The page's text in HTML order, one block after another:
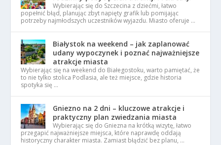
Wybierając się do Szczecina z dziećmi, łatwo
popełnić błąd, planując zbyt napięty grafik lub pomijając
potrzeby najmłodszych uczestników wyjazdu. Miasto oferuje …
Białystok na weekend – jak zaplanować
udany wypoczynek i poznać najważniejsze
atrakcje miasta
Wybierając się na weekend do Białegostoku, warto pamiętać, że
to nie tylko stolica Podlasia, ale też miejsce, gdzie historia
spotyka się …
Gniezno na 2 dni – kluczowe atrakcje i
praktyczny plan zwiedzania miasta
Wybierając się do Gniezna na krótką wizytę, łatwo
przegapić najważniejsze miejsca, które naprawdę oddają
historyczny charakter miasta. Zamiast błądzić bez planu, …